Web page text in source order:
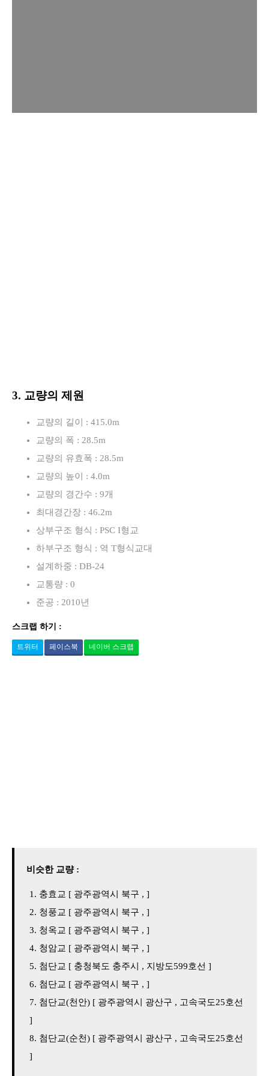
3. 교량의 제원
교량의 길이 : 415.0m
교량의 폭 : 28.5m
교량의 유효폭 : 28.5m
교량의 높이 : 4.0m
교량의 경간수 : 9개
최대경간장 : 46.2m
상부구조 형식 : PSC I형교
하부구조 형식 : 역 T형식교대
설계하중 : DB-24
교통량 : 0
준공 : 2010년
스크랩 하기 :
트위터 페이스북 네이버 스크랩
비슷한 교량 :
충효교 [ 광주광역시 북구 , ]
청풍교 [ 광주광역시 북구 , ]
청옥교 [ 광주광역시 북구 , ]
청암교 [ 광주광역시 북구 , ]
첨단교 [ 충청북도 충주시 , 지방도599호선 ]
첨단교 [ 광주광역시 북구 , ]
첨단교(천안) [ 광주광역시 광산구 , 고속국도25호선
]
첨단교(순천) [ 광주광역시 광산구 , 고속국도25호선
]